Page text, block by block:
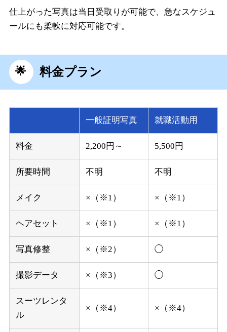
仕上がった写真は当日受取りが可能で、急なスケジュ
ールにも柔軟に対応可能です。
料金プラン
一般証明写真 就職活動用
料金 2,200円～ 5,500円
所要時間 不明 不明
メイク ×（※1） ×（※1）
ヘアセット ×（※1） ×（※1）
写真修整 ×（※2） ◯
撮影データ ×（※3） ◯
スーツレンタ
ル
×（※4） ×（※4）